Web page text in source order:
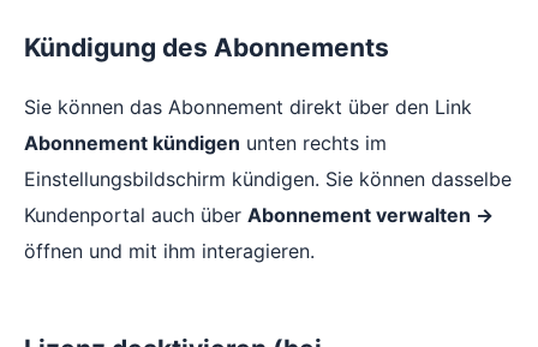
Kündigung des Abonnements
Sie können das Abonnement direkt über den Link
Abonnement kündigen unten rechts im
Einstellungsbildschirm kündigen. Sie können dasselbe
Kundenportal auch über Abonnement verwalten →
öffnen und mit ihm interagieren.